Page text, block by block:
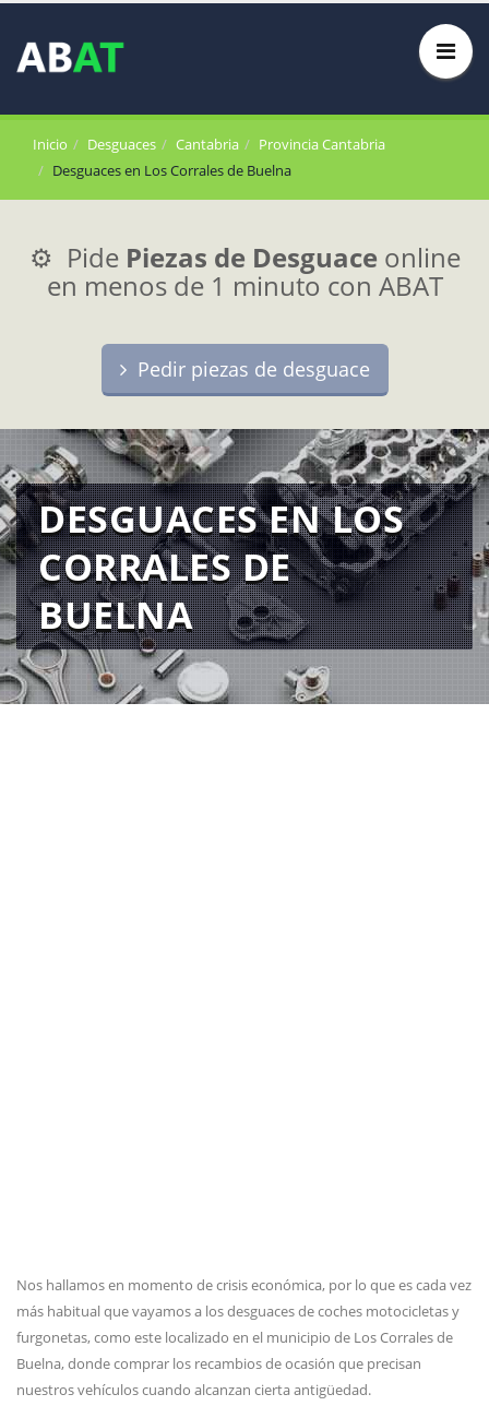
Inicio Desguaces Cantabria
Provincia Cantabria
Desguaces en Los Corrales de Buelna
⚙️ Pide Piezas de Desguace online
en menos de 1 minuto con ABAT
Pedir piezas de desguace
DESGUACES EN LOS
CORRALES DE
BUELNA
Nos hallamos en momento de crisis económica, por lo que es cada vez
más habitual que vayamos a los desguaces de coches motocicletas y
furgonetas, como este localizado en el municipio de Los Corrales de
Buelna, donde comprar los recambios de ocasión que precisan
nuestros vehículos cuando alcanzan cierta antigüedad.